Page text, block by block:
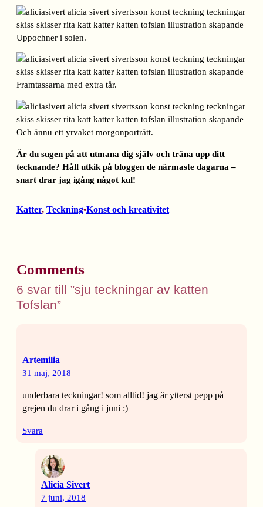
Uppochner i solen.
Framtassarna med extra tår.
Och ännu ett yrvaket morgonporträtt.
Är du sugen på att utmana dig själv och träna upp ditt
tecknande? Håll utkik på bloggen de närmaste dagarna –
snart drar jag igång något kul!
Katter, Teckning•Konst och kreativitet
Comments
6 svar till ”sju teckningar av katten
Tofslan”
Artemilia
31 maj, 2018
underbara teckningar! som alltid! jag är ytterst pepp på
grejen du drar i gång i juni :)
Svara
Alicia Sivert
7 juni, 2018